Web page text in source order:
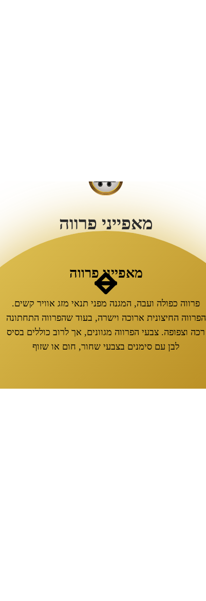
מאפייני פרווה
מאפייני פרווה
פרווה כפולה ועבה, המגנה מפני תנאי מזג אוויר קשים.
הפרווה החיצונית ארוכה וישרה, בעוד שהפרווה התחתונה
רכה וצפופה. צבעי הפרווה מגוונים, אך לרוב כוללים בסיס
לבן עם סימנים בצבעי שחור, חום או שזוף